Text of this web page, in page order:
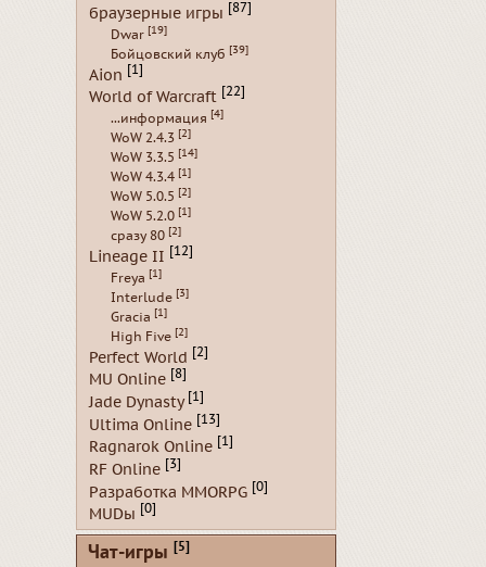
браузерные игры [87]
Dwar [19]
Бойцовский клуб [39]
Aion [1]
World of Warcraft [22]
...информация [4]
WoW 2.4.3 [2]
WoW 3.3.5 [14]
WoW 4.3.4 [1]
WoW 5.0.5 [2]
WoW 5.2.0 [1]
сразу 80 [2]
Lineage II [12]
Freya [1]
Interlude [3]
Gracia [1]
High Five [2]
Perfect World [2]
MU Online [8]
Jade Dynasty [1]
Ultima Online [13]
Ragnarok Online [1]
RF Online [3]
Разработка MMORPG [0]
MUDы [0]
Чат-игры [5]